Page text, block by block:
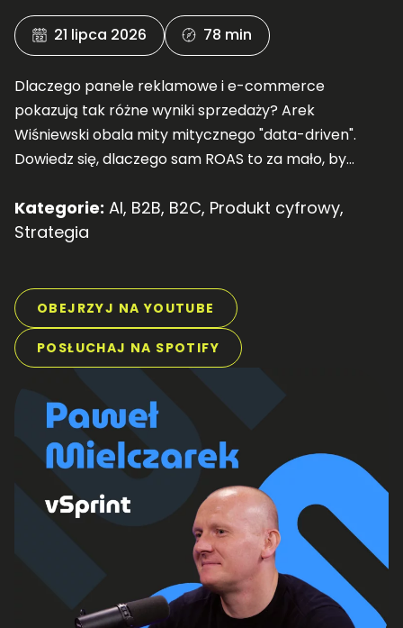
21 lipca 2026 78 min
Dlaczego panele reklamowe i e-commerce
pokazują tak różne wyniki sprzedaży? Arek
Wiśniewski obala mity mitycznego "data-driven".
Dowiedz się, dlaczego sam ROAS to za mało, by
Posłuchaj!
Kategorie: AI, B2B, B2C, Produkt cyfrowy,
Strategia
OBEJRZYJ NA YOUTUBE
POSŁUCHAJ NA SPOTIFY